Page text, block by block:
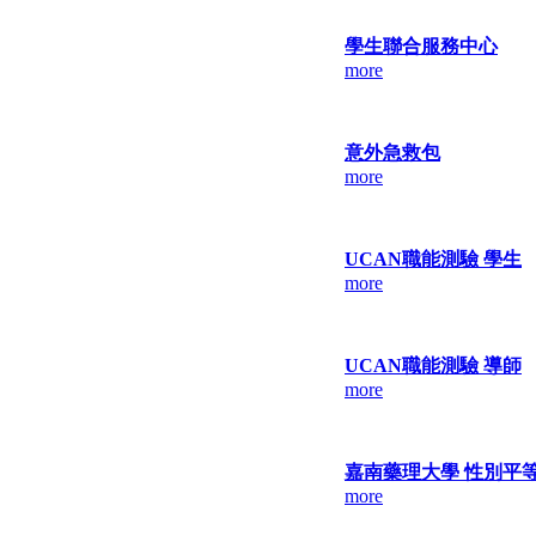
學生聯合服務中心
more
意外急救包
more
UCAN職能測驗 學生
more
UCAN職能測驗 導師
more
嘉南藥理大學 性別平
more